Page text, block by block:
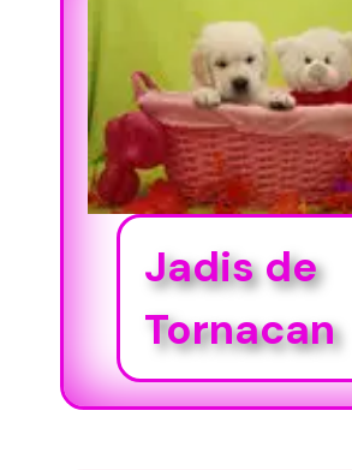
Jadis de
Tornacan